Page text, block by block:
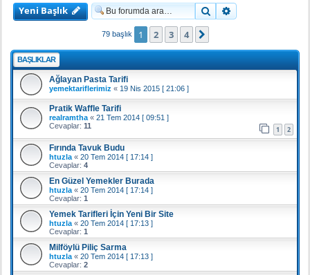
Yeni Başlık
Ara
79 başlık 1 2 3 4
BAŞLIKLAR
Ağlayan Pasta Tarifi
yemektariflerimiz « 19 Nis 2015 [ 21:06 ]
Pratik Waffle Tarifi
realramtha « 21 Tem 2014 [ 09:51 ]
Cevaplar: 11 1 2
Fırında Tavuk Budu
htuzla « 20 Tem 2014 [ 17:14 ]
Cevaplar: 4
En Güzel Yemekler Burada
htuzla « 20 Tem 2014 [ 17:14 ]
Cevaplar: 1
Yemek Tarifleri İçin Yeni Bir Site
htuzla « 20 Tem 2014 [ 17:13 ]
Cevaplar: 1
Milföylü Piliç Sarma
htuzla « 20 Tem 2014 [ 17:13 ]
Cevaplar: 2